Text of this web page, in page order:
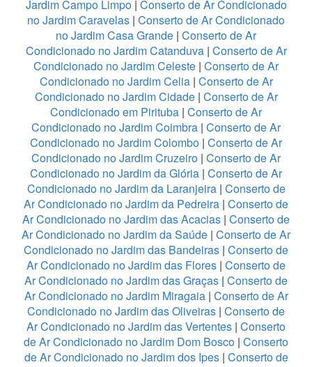
Jardim Campo Limpo| Conserto de Ar Condicionado
no Jardim Caravelas | Conserto de Ar Condicionado
no Jardim Casa Grande | Conserto de Ar
Condicionado no Jardim Catanduva| Conserto de Ar
Condicionado no Jardim Celeste | Conserto de Ar
Condicionado no Jardim Celia| Conserto de Ar
Condicionado no Jardim Cidade| Conserto de Ar
Condicionado em Pirituba | Conserto de Ar
Condicionado no Jardim Coimbra | Conserto de Ar
Condicionado no Jardim Colombo | Conserto de Ar
Condicionado no Jardim Cruzeiro | Conserto de Ar
Condicionado no Jardim da Glória | Conserto de Ar
Condicionado no Jardim da Laranjeira| Conserto de
Ar Condicionado no Jardim da Pedreira | Conserto de
Ar Condicionado no Jardim das Acacias | Conserto de
Ar Condicionado no Jardim da Saúde | Conserto de Ar
Condicionado no Jardim das Bandeiras | Conserto de
Ar Condicionado no Jardim das Flores | Conserto de
Ar Condicionado no Jardim das Graças | Conserto de
Ar Condicionado no Jardim Miragaia| Conserto de Ar
Condicionado no Jardim das Oliveiras | Conserto de
Ar Condicionado no Jardim das Vertentes | Conserto
de Ar Condicionado no Jardim Dom Bosco | Conserto
de Ar Condicionado no Jardim dos Ipes| Conserto de